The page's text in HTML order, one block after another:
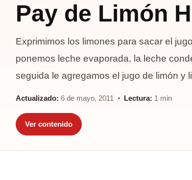
Pay de Limón
Exprimimos los limones para sacar el
ponemos leche evaporada, la leche
seguida le agregamos el jugo de limón y
Actualizado: 6 de mayo, 2011 • Lectura: 1 min
Ver contenido